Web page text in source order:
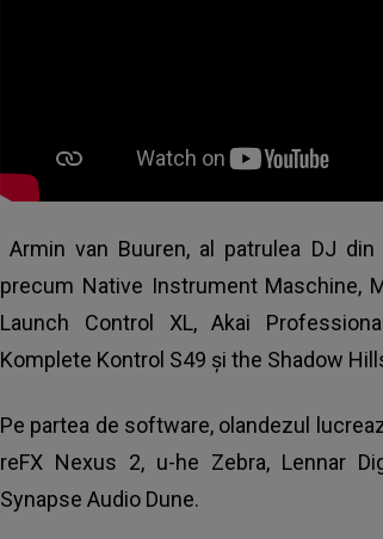
Armin van Buuren, al patrulea DJ
precum Native Instrument Maschine,
Launch Control XL, Akai
Komplete Kontrol S49 şi the Shadow
Pe partea de software, olandezul
reFX Nexus 2, u-he Zebra, Lennar
Synapse Audio Dune.